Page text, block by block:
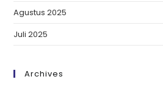
Agustus 2025
Juli 2025
Archives